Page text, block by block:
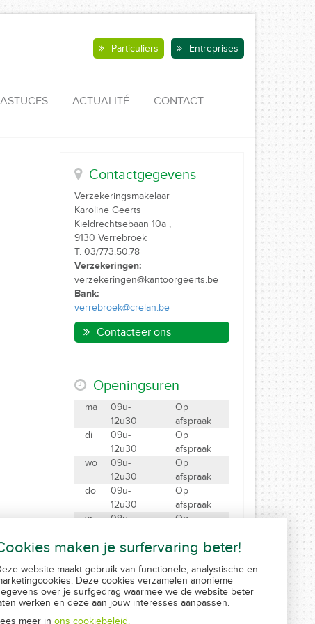
Particuliers Entreprises
ASTUCES ACTUALITÉ CONTACT
Contactgegevens
Verzekeringsmakelaar
Karoline Geerts
Kieldrechtsebaan 10a ,
9130 Verrebroek
T. 03/773.50.78
Verzekeringen:
verzekeringen@kantoorgeerts.be
Bank:
verrebroek@crelan.be
Contacteer ons
Openingsuren
ma
09u-
12u30
Op
afspraak
di
09u-
12u30
Op
afspraak
wo
09u-
12u30
Op
afspraak
do
09u-
12u30
Op
afspraak
vr
09u-
Op
za
09u-12u Gesloten
Maak een afspraak
Created by Insucommerce
maken je surfervaring beter!
website maakt gebruik van functionele, analystische en
Deze cookies verzamelen anonieme
over je surfgedrag waarmee we de website beter
werken en deze aan jouw interesses aanpassen.
meer in ons cookiebeleid.